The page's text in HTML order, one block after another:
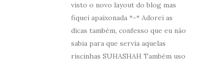
visto o novo layout do blog mas
fiquei apaixonada *-* Adorei as
dicas também, confesso que eu não
sabia para que servia aquelas
riscinhas SUHASHAH Também uso